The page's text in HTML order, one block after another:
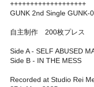
+++++++++++++++++++
GUNK 2nd Single GUNK-
自主制作 200枚プレス
Side A - SELF ABUSED
Side B - IN THE MESS
Recorded at Studio Rei